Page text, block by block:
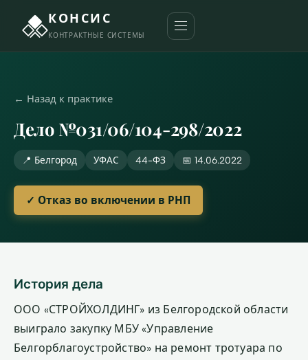
КОНСИС
КОНТРАКТНЫЕ СИСТЕМЫ
← Назад к практике
Дело №031/06/104-298/2022
📍 Белгород УФАС 44-ФЗ 📅 14.06.2022
✓ Отказ во включении в РНП
История дела
ООО «СТРОЙХОЛДИНГ» из Белгородской области
выиграло закупку МБУ «Управление
Белгорблагоустройство» на ремонт тротуара по